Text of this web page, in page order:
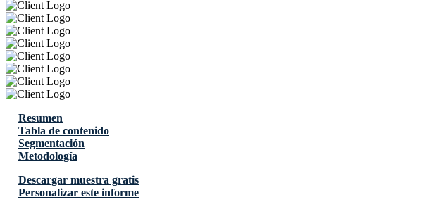
Resumen
Tabla de contenido
Segmentación
Metodología
Descargar muestra gratis
Personalizar este informe